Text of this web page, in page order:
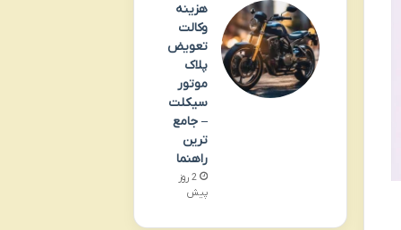
هزینه
وکالت
تعویض
پلاک
موتور
سیکلت
– جامع
ترین
راهنما
2 روز
پیش